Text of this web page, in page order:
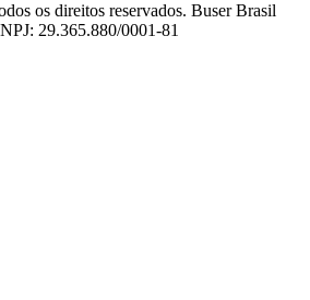
os direitos reservados. Buser Brasil
29.365.880/0001-81